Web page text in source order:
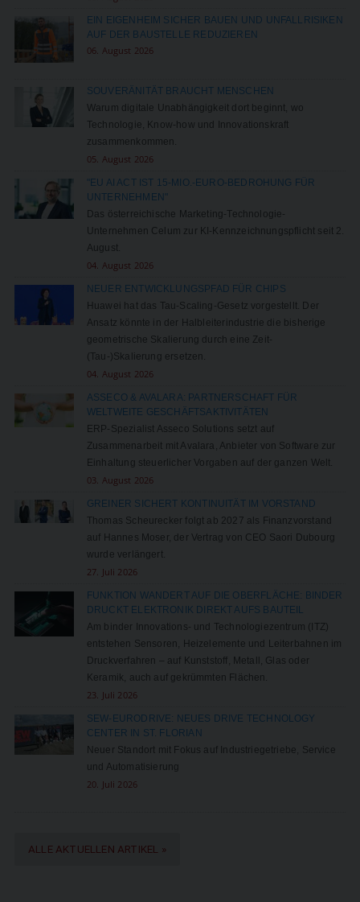
EIN EIGENHEIM SICHER BAUEN UND UNFALLRISIKEN
AUF DER BAUSTELLE REDUZIEREN
06. August 2026
SOUVERÄNITÄT BRAUCHT MENSCHEN
Warum digitale Unabhängigkeit dort beginnt, wo
Technologie, Know-how und Innovationskraft
zusammenkommen.
05. August 2026
"EU AI ACT IST 15-MIO.-EURO-BEDROHUNG FÜR
UNTERNEHMEN"
Das österreichische Marketing-Technologie-
Unternehmen Celum zur KI-Kennzeichnungspflicht seit 2.
August.
04. August 2026
NEUER ENTWICKLUNGSPFAD FÜR CHIPS
Huawei hat das Tau-Scaling-Gesetz vorgestellt. Der
Ansatz könnte in der Halbleiterindustrie die bisherige
geometrische Skalierung durch eine Zeit-
(Tau-)Skalierung ersetzen.
04. August 2026
ASSECO & AVALARA: PARTNERSCHAFT FÜR
WELTWEITE GESCHÄFTSAKTIVITÄTEN
ERP-Spezialist Asseco Solutions setzt auf
Zusammenarbeit mit Avalara, Anbieter von Software zur
Einhaltung steuerlicher Vorgaben auf der ganzen Welt.
03. August 2026
GREINER SICHERT KONTINUITÄT IM VORSTAND
Thomas Scheurecker folgt ab 2027 als Finanzvorstand
auf Hannes Moser, der Vertrag von CEO Saori Dubourg
wurde verlängert.
27. Juli 2026
FUNKTION WANDERT AUF DIE OBERFLÄCHE: BINDER
DRUCKT ELEKTRONIK DIREKT AUFS BAUTEIL
Am binder Innovations- und Technologiezentrum (ITZ)
entstehen Sensoren, Heizelemente und Leiterbahnen im
Druckverfahren – auf Kunststoff, Metall, Glas oder
Keramik, auch auf gekrümmten Flächen.
23. Juli 2026
SEW-EURODRIVE: NEUES DRIVE TECHNOLOGY
CENTER IN ST. FLORIAN
Neuer Standort mit Fokus auf Industriegetriebe, Service
und Automatisierung
20. Juli 2026
ALLE AKTUELLEN ARTIKEL »